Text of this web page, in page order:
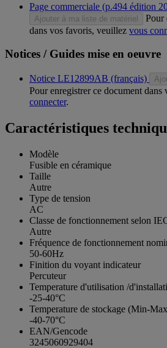
Page commerciale (p.494 édition
Ajouter à ma liste de matériel
Pour
dans vos favoris, veuillez vous
Notices / Guides mise en oeuvre
Notice LE12899AB (français)
Pour enregistrer ce document
connecter.
Caractéristiques
Modèle
Fusible en céramique
Taille
Autre
Type de tension
AC
Classe de fonctionnement selon
Autre
Fréquence de fonctionnement
50-60Hz
Finition du voyant indicateur
Percuteur
Temperature d'utilisation /
-25-40°C
Temperature de stockage (Min-
-40-70°C
EAN/Gencode
3245060929404